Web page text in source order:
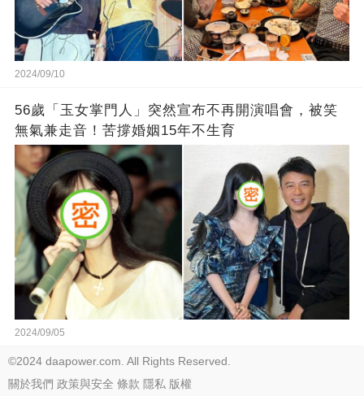
2024/09/10
56歲「玉女掌門人」突然宣布不再開演唱會，被笑
無氣兼走音！苦撐婚姻15年不生育
2024/09/05
©2024 daapower.com. All Rights Reserved.
關於我們 政策與安全 條款 隱私 版權